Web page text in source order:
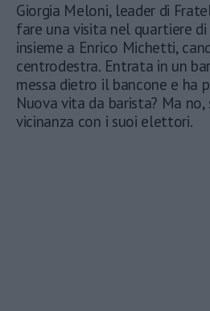
Giorgia Meloni, leader di
fare una visita nel quartiere
insieme a Enrico Michetti,
centrodestra. Entrata in un
messa dietro il bancone e ha
Nuova vita da barista? Ma
vicinanza con i suoi elettori.